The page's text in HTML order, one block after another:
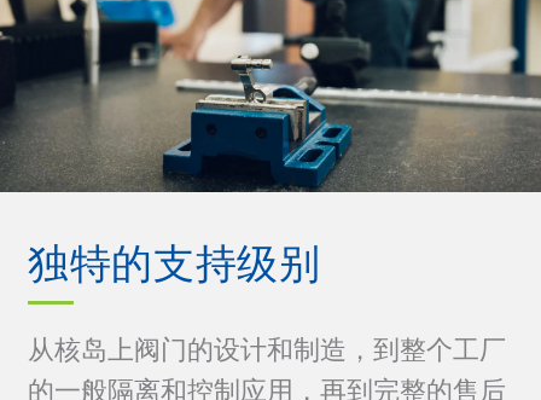
独特的支持级别
从核岛上阀门的设计和制造，到整个工厂
的一般隔离和控制应用，再到完整的售后